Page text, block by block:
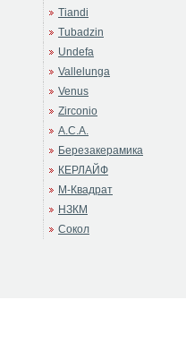
Tiandi
Tubadzin
Undefa
Vallelunga
Venus
Zirconio
А.С.А.
Березакерамика
КЕРЛАЙФ
М-Квадрат
НЗКМ
Сокол